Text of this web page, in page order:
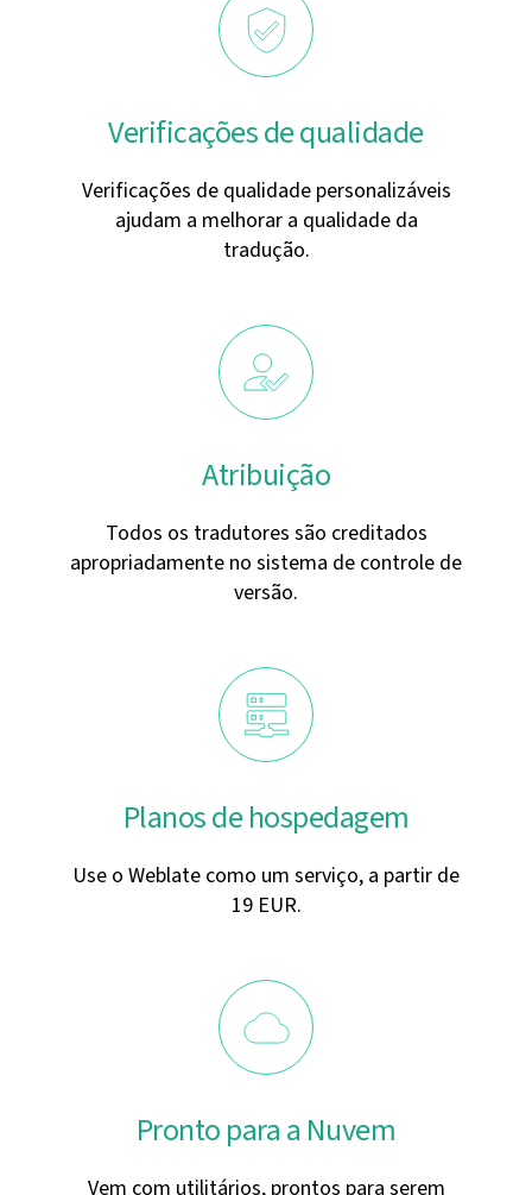
Verificações de qualidade
Verificações de qualidade personalizáveis
ajudam a melhorar a qualidade da
tradução.
Atribuição
Todos os tradutores são creditados
apropriadamente no sistema de controle de
versão.
Planos de hospedagem
Use o Weblate como um serviço, a partir de
19 EUR.
Pronto para a Nuvem
Vem com utilitários, prontos para serem